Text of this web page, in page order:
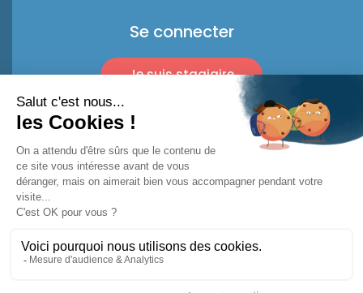
Se connecter
Je suis stagiaire
Mentions légales